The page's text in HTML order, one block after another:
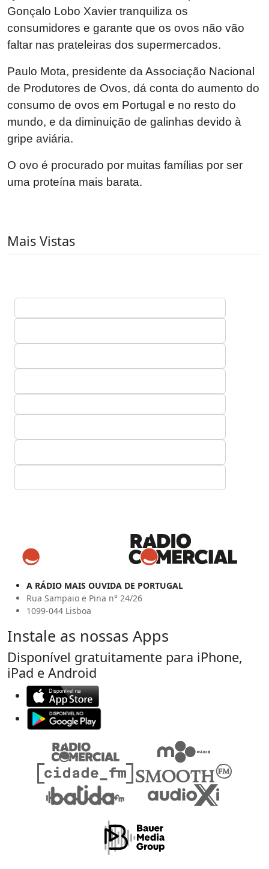
Gonçalo Lobo Xavier tranquiliza os
consumidores e garante que os ovos não vão
faltar nas prateleiras dos supermercados.
Paulo Mota, presidente da Associação Nacional
de Produtores de Ovos, dá conta do aumento do
consumo de ovos em Portugal e no resto do
mundo, e da diminuição de galinhas devido à
gripe aviária.
O ovo é procurado por muitas famílias por ser
uma proteína mais barata.
Mais Vistas
A RÁDIO MAIS OUVIDA DE PORTUGAL
Rua Sampaio e Pina n° 24/26
1099-044 Lisboa
Instale as nossas Apps
Disponível gratuitamente para iPhone,
iPad e Android